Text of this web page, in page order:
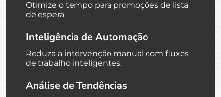
Otimize o tempo para promoções de lista
de espera.
Inteligência de Automação
Reduza a intervenção manual com fluxos
de trabalho inteligentes.
Análise de Tendências